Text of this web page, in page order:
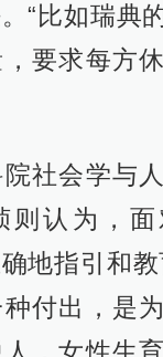
“比如瑞典
要求每方
社会学与
则认为，
地指引和教
付出，是